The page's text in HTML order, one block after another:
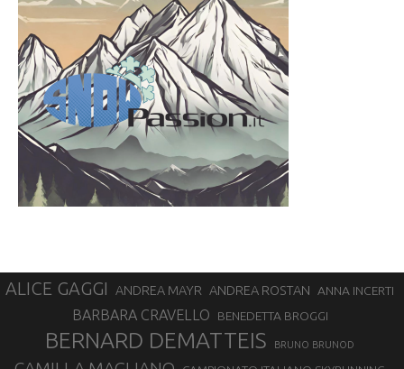
ALICE GAGGI ANDREA MAYR ANDREA ROSTAN ANNA INCERTI
BARBARA CRAVELLO BENEDETTA BROGGI
BERNARD DEMATTEIS BRUNO BRUNOD